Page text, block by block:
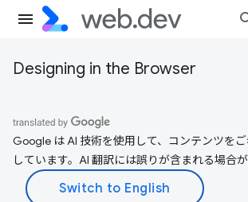
Designing in the Browser
Google は AI 技術を使用して、コンテンツを
しています。AI 翻訳には誤りが含まれる場合が